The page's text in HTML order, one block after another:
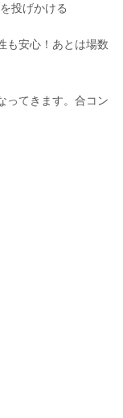
投げかける
も安心！あとは場数
ってきます。合コン